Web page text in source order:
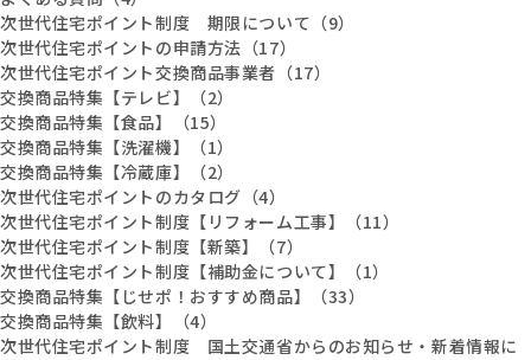
次世代住宅ポイント制度 期限について（9）
次世代住宅ポイントの申請方法（17）
次世代住宅ポイント交換商品事業者（17）
交換商品特集【テレビ】（2）
交換商品特集【食品】（15）
交換商品特集【洗濯機】（1）
交換商品特集【冷蔵庫】（2）
次世代住宅ポイントのカタログ（4）
次世代住宅ポイント制度【リフォーム工事】（11）
次世代住宅ポイント制度【新築】（7）
次世代住宅ポイント制度【補助金について】（1）
交換商品特集【じせポ！おすすめ商品】（33）
交換商品特集【飲料】（4）
次世代住宅ポイント制度 国土交通省からのお知らせ・新着情報に